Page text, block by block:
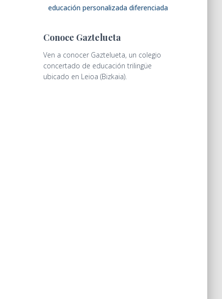
educación personalizada diferenciada
Conoce Gaztelueta
Ven a conocer Gaztelueta, un colegio
concertado de educación trilingüe
ubicado en Leioa (Bizkaia).